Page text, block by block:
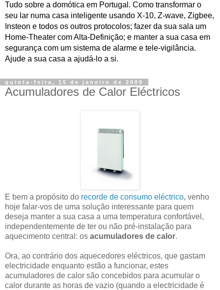
Tudo sobre a domótica em Portugal. Como transformar o
seu lar numa casa inteligente usando X-10, Z-wave, Zigbee,
Insteon e todos os outros protocolos; fazer da sua sala um
Home-Theater com Alta-Definição; e manter a sua casa em
segurança com um sistema de alarme e tele-vigilância.
Ajude a sua casa a ajudá-lo a si.
quinta-feira, 15 de janeiro de 2009
Acumuladores de Calor Eléctricos
E bem a propósito do recorde de consumo eléctrico, venho
hoje falar-vos de uma solução interessante para quem
deseja manter a sua casa a uma temperatura confortável,
independentemente de ter ou não pré-instalação para
aquecimento central: os acumuladores de calor.
Ora, ao contrário dos aquecedores eléctricos, que gastam
electricidade enquanto estão a funcionar, estes
acumuladores de calor são concebidos para acumular o
calor durante as horas de vazio (quando a electricidade é